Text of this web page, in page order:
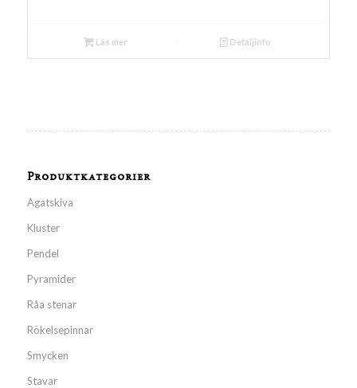
Läs mer Detaljinfo
Produktkategorier
Agatskiva
Kluster
Pendel
Pyramider
Råa stenar
Rökelsepinnar
Smycken
Stavar